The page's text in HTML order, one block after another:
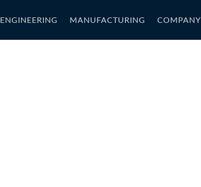
ENGINEERING MANUFACTURING COMPANY